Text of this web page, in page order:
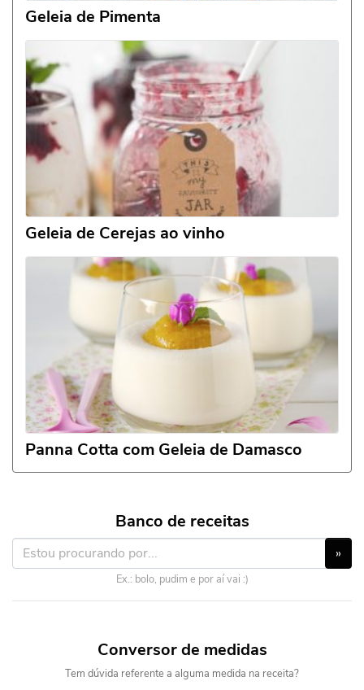
Geleia de Pimenta
Geleia de Cerejas ao vinho
Panna Cotta com Geleia de Damasco
Banco de receitas
»
Ex.: bolo, pudim e por aí vai :)
Conversor de medidas
Tem dúvida referente a alguma medida na receita?